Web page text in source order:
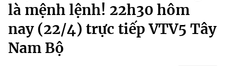
Move
Phong cách
Bóng đá
Thể thao điện tử
Các môn khác
Video
là mệnh lệnh! 22h30 hôm
nay (22/4) trực tiếp VTV5 Tây
Nam Bộ